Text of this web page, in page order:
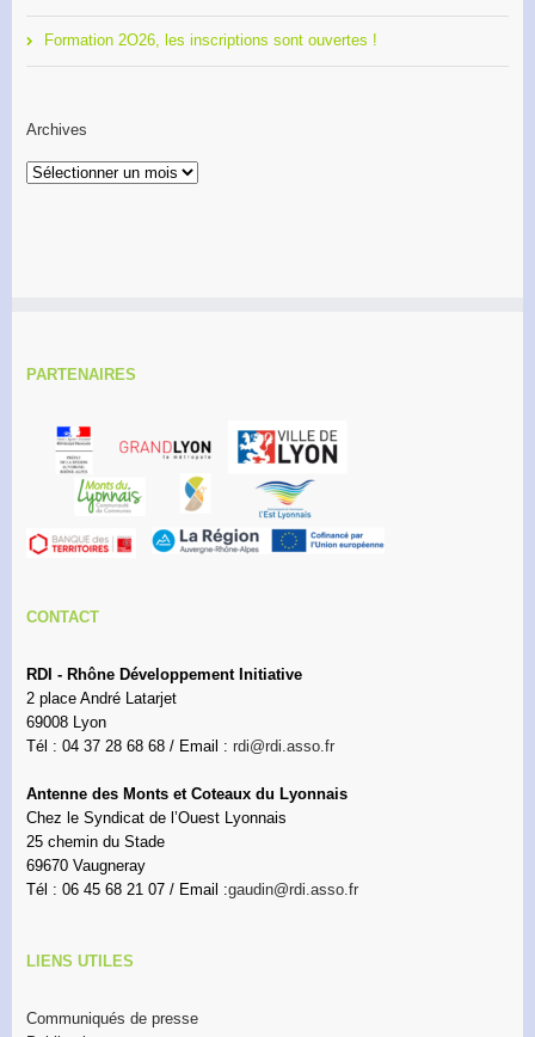
Formation 2O26, les inscriptions sont ouvertes !
Archives
Archives
PARTENAIRES
CONTACT
RDI - Rhône Développement Initiative
2 place André Latarjet
69008 Lyon
Tél : 04 37 28 68 68 / Email : rdi@rdi.asso.fr
Antenne des Monts et Coteaux du Lyonnais
Chez le Syndicat de l’Ouest Lyonnais
25 chemin du Stade
69670 Vaugneray
Tél : 06 45 68 21 07 / Email :gaudin@rdi.asso.fr
LIENS UTILES
Communiqués de presse